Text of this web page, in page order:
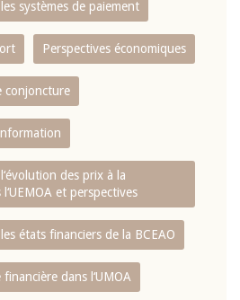
systèmes de paiement
Perspectives économiques
conjoncture
des prix à la
et perspectives
états financiers de la BCEAO
dans l‘UMOA